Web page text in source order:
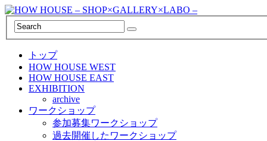
トップ
HOW HOUSE WEST
HOW HOUSE EAST
EXHIBITION
archive
ワークショップ
参加募集ワークショップ
過去開催したワークショップ